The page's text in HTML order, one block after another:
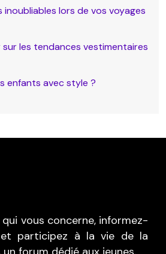
inoubliables lors de vos voyages
les tendances vestimentaires
enfants avec style ?
qui vous concerne, informez-
et participez à la vie de la